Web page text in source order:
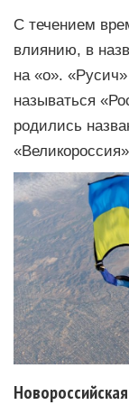
С течением
влиянию, в
на «о».
называться
родились